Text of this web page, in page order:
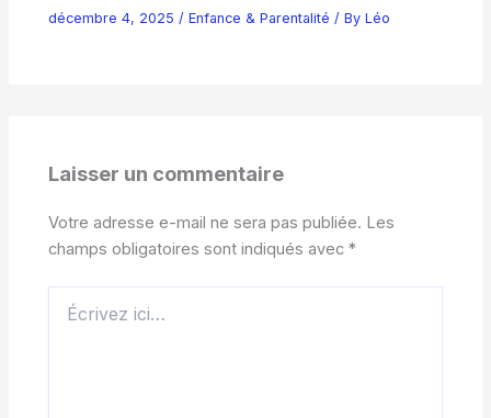
décembre 4, 2025 /Enfance & Parentalité / ByLéo
Laisser un commentaire
Votre adresse e-mail ne sera pas publiée. Les
champs obligatoires sont indiqués avec*
ici…